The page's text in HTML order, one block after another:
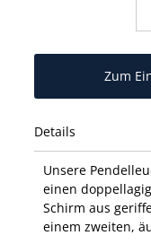
Details
Unsere
einen
Schirm aus
einem zweiten,